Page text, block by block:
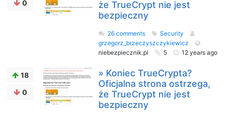
0
że TrueCrypt nie jest
bezpieczny
26 comments
Security
grzegorz_brzeczyszczykiewicz
niebezpiecznik.pl
5 12 years ago
18
0
» Koniec TrueCrypta?
Oficjalna strona ostrzega,
że TrueCrypt nie jest
bezpieczny